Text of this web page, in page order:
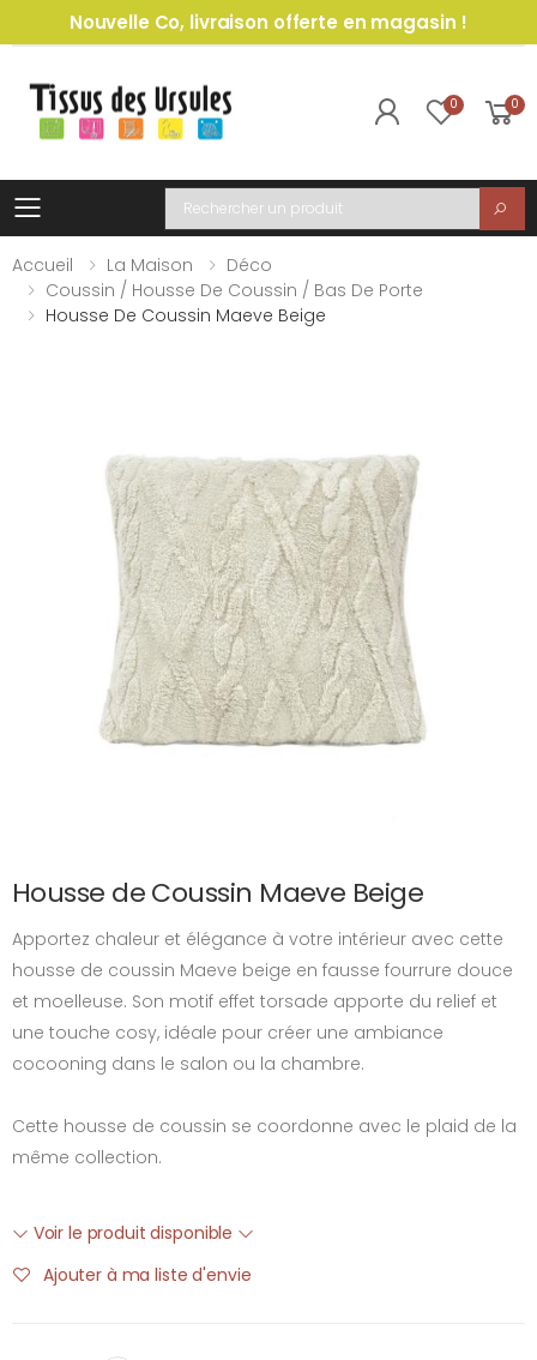
Nouvelle Co, livraison offerte en magasin !
0 0
Toggle mobile menu
Recherche
Accueil
La Maison
Déco
Coussin / Housse De Coussin / Bas De Porte
Housse De Coussin Maeve Beige
Housse de Coussin Maeve Beige
Apportez chaleur et élégance à votre intérieur avec cette
housse de coussin Maeve beige en fausse fourrure douce
et moelleuse. Son motif effet torsade apporte du relief et
une touche cosy, idéale pour créer une ambiance
cocooning dans le salon ou la chambre.
Cette housse de coussin se coordonne avec le plaid de la
même collection.
Voir le produit disponible
Ajouter à ma liste d'envie